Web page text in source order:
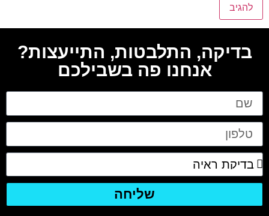
בדיקה, התלבטות, התייעצות?
אנחנו פה בשבילכם
שליחה